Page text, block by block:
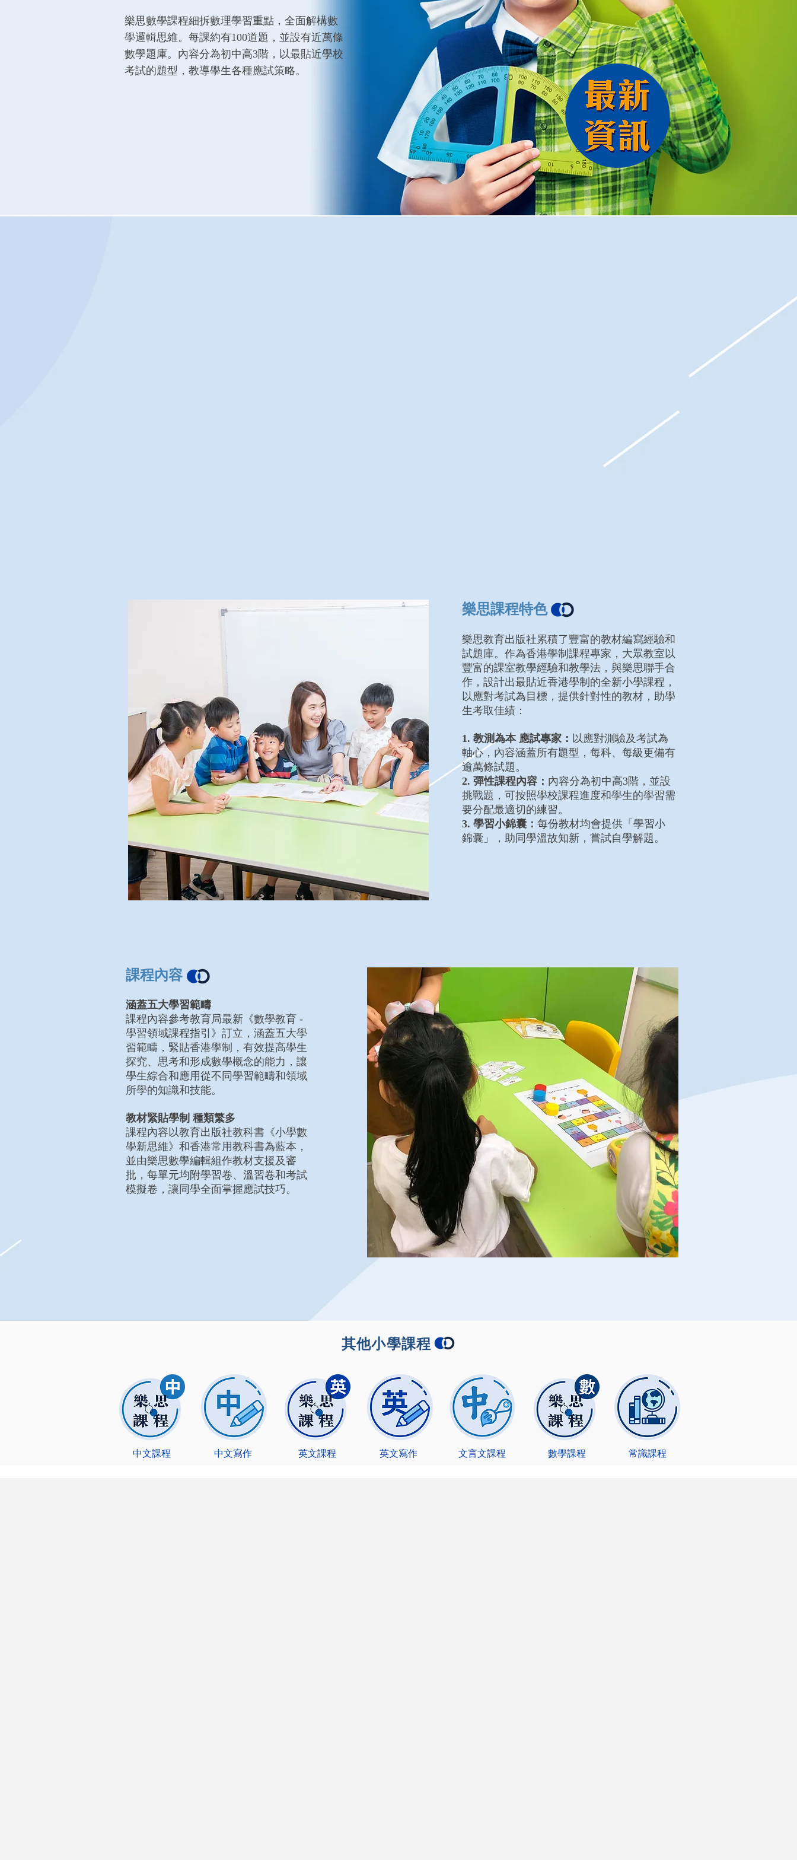
樂思數學課程細拆數理學習重點，全面解構數
學邏輯思維。每課約有100道題，並設有近萬條
數學題庫。內容分為初中高3階，以最貼近學校
考試的題型，教導學生各種應試策略。
樂思課程特色
樂思教育出版社累積了豐富的教材編寫經驗和
試題庫。作為香港學制課程專家，大眾教室以
豐富的課室教學經驗和教學法，與樂思聯手合
作，設計出最貼近香港學制的全新小學課程，
以應對考試為目標，提供針對性的教材，助學
生考取佳績：
1. 教測為本 應試專家： 以應對測驗及考試為
軸心，內容涵蓋所有題型，每科、每級更備有
逾萬條試題。
2. 彈性課程內容： 內容分為初中高3階，並設
挑戰題，可按照學校課程進度和學生的學習需
要分配最適切的練習。
3. 學習小錦囊： 每份教材均會提供「學習小
錦囊」，助同學溫故知新，嘗試自學解題。
課程內容
涵蓋五大學習範疇
課程內容參考教育局最新《數學教育 -
學習領域課程指引》訂立，涵蓋五大學
習範疇，緊貼香港學制，有效提高學生
探究、思考和形成數學概念的能力，讓
學生綜合和應用從不同學習範疇和領域
所學的知識和技能。
教材緊貼學制 種類繁多
課程內容以教育出版社教科書《小學數
學新思維》和香港常用教科書為藍本，
並由樂思數學編輯組作教材支援及審
批，每單元均附學習卷、溫習卷和考試
模擬卷，讓同學全面掌握應試技巧。
其他小學課程
中文課程 中文寫作 英文課程 英文寫作 文言文課程 數學課程 ​常識課程